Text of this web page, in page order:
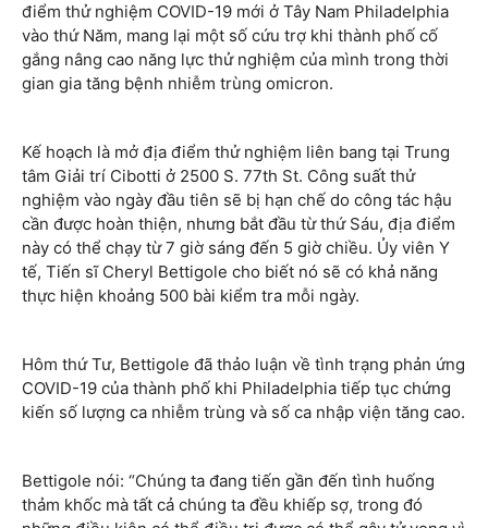
điểm thử nghiệm COVID-19 mới ở Tây Nam Philadelphia
vào thứ Năm, mang lại một số cứu trợ khi thành phố cố
gắng nâng cao năng lực thử nghiệm của mình trong thời
gian gia tăng bệnh nhiễm trùng omicron.
Kế hoạch là mở địa điểm thử nghiệm liên bang tại Trung
tâm Giải trí Cibotti ở 2500 S. 77th St. Công suất thử
nghiệm vào ngày đầu tiên sẽ bị hạn chế do công tác hậu
cần được hoàn thiện, nhưng bắt đầu từ thứ Sáu, địa điểm
này có thể chạy từ 7 giờ sáng đến 5 giờ chiều. Ủy viên Y
tế, Tiến sĩ Cheryl Bettigole cho biết nó sẽ có khả năng
thực hiện khoảng 500 bài kiểm tra mỗi ngày.
Hôm thứ Tư, Bettigole đã thảo luận về tình trạng phản ứng
COVID-19 của thành phố khi Philadelphia tiếp tục chứng
kiến ​​số lượng ca nhiễm trùng và số ca nhập viện tăng cao.
Bettigole nói: “Chúng ta đang tiến gần đến tình huống
thảm khốc mà tất cả chúng ta đều khiếp sợ, trong đó